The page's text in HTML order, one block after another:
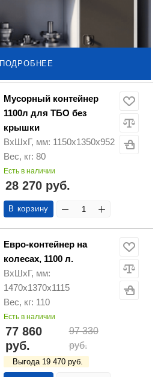
ПОДРОБНЕЕ
Мусорный контейнер
1100л для ТБО без
крышки
ВхШхГ, мм: 1150х1350х952
Вес, кг: 80
Есть в наличии
28 270 руб.
В корзину
Евро-контейнер на
колесах, 1100 л.
ВхШхГ, мм:
1470х1370х1115
Вес, кг: 110
Есть в наличии
77 860
руб.
97 330
руб.
Выгода 19 470 руб.